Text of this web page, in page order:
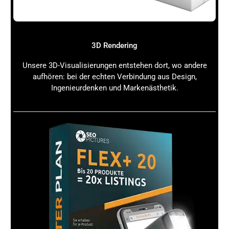
Setze KPIs und nutze
Diese Strategien helfen dir, die Vorteile von Generative
Marketing auf das nächste Level zu heben.
Wie Generative Engine Optimization
Marketing wichtig ist: Zukunftsperspektiven
Die digitale Marketingwelt verändert sich rasant.
Generative Engine Optimization ist kein kurzfristiger
Trend, sondern eine nachhaltige Entwicklung, die durch
folgende Aspekte geprägt wird:
Automatisierung und KI: Die Integration von
künstlicher Intelligenz wird immer tiefer, was GEO
noch leistungsfähiger macht.
3D Rendering
Unsere 3D-Visualisierungen entstehen dort, wo andere
aufhören: bei der echten Verbindung aus Design,
Ingenieurdenken und Markenästhetik.